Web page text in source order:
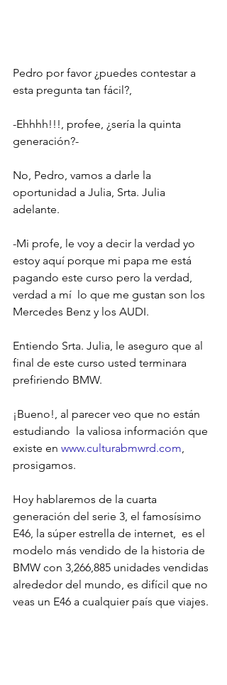
Pedro por favor ¿puedes contestar a
esta pregunta tan fácil?,
-Ehhhh!!!, profee, ¿sería la quinta
generación?-
No, Pedro, vamos a darle la
oportunidad a Julia, Srta. Julia
adelante.
-Mi profe, le voy a decir la verdad yo
estoy aquí porque mi papa me está
pagando este curso pero la verdad,
verdad a mí  lo que me gustan son los
Mercedes Benz y los AUDI.
Entiendo Srta. Julia, le aseguro que al
final de este curso usted terminara
prefiriendo BMW.
¡Bueno!, al parecer veo que no están
estudiando  la valiosa información que
existe en www.culturabmwrd.com,
prosigamos.
Hoy hablaremos de la cuarta
generación del serie 3, el famosísimo
E46, la súper estrella de internet,  es el
modelo más vendido de la historia de
BMW con 3,266,885 unidades vendidas
alrededor del mundo, es difícil que no
veas un E46 a cualquier país que viajes.